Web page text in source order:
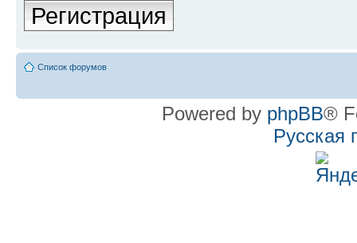
Регистрация
Список форумов
Powered by phpBB®
Русская